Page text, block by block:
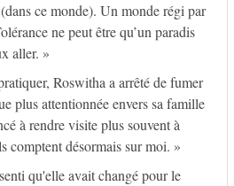
ce monde). Un monde régi par
ne peut être qu’un paradis
aller. »
Roswitha a arrêté de fumer
plus attentionnée envers sa famille
à rendre visite plus souvent à
comptent désormais sur moi. »
qu'elle avait changé pour le